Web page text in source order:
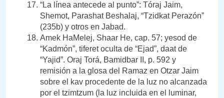
“La línea antecede al punto”: Tóraj Jaim,
Shemot, Parashat Beshalaj, “Tzidkat Perazón”
(235b) y otros en Jabad.
Amek HaMelej, Shaar He, cap. 57; yesod de
“Kadmón”, tiferet oculta de “Ejad”, daat de
“Yajid”. Oraj Torá, Bamidbar II, p. 592 y
remisión a la glosa del Ramaz en Otzar Jaim
sobre el kav procedente de la luz no alcanzada
por el tzimtzum (la luz incluida en el luminar,